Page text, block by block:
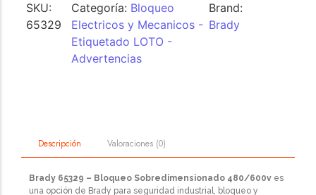
SKU:
65329
Categoría: Bloqueo
Electricos y Mecanicos -
Etiquetado LOTO -
Advertencias
Brand:
Brady
Descripción Valoraciones (0)
Brady 65329 – Bloqueo Sobredimensionado 480/600v es
una opción de Brady para seguridad industrial, bloqueo y